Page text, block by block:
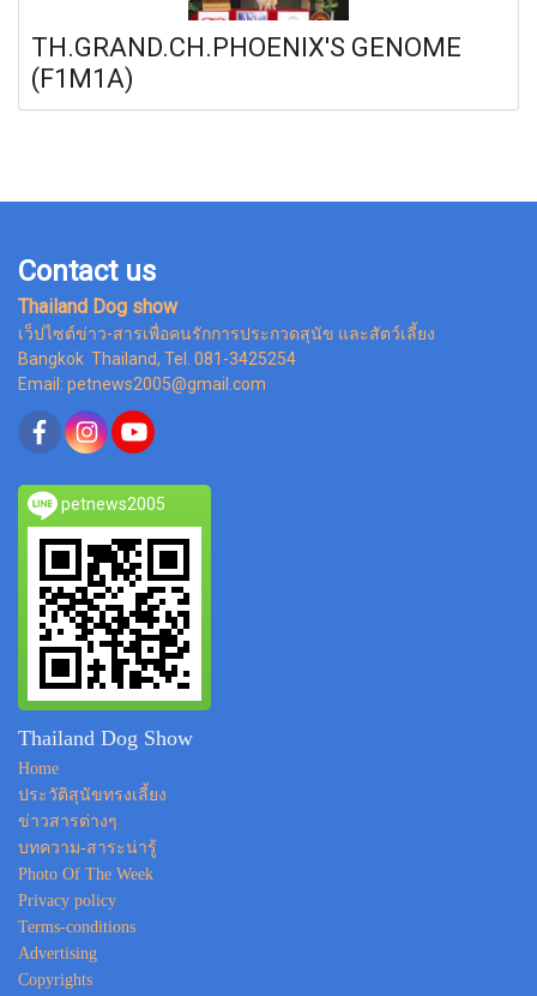
TH.GRAND.CH.PHOENIX'S GENOME
(F1M1A)
Contact us
Thailand Dog show
เว็ปไซต์ข่าว-สารเพื่อคนรักการประกวดสุนัข และสัตว์เลี้ยง
Bangkok Thailand, Tel. 081-3425254
Email: petnews2005@gmail.com
petnews2005
Thailand Dog Show
Home
ประวัติสุนัขทรงเลี้ยง
ข่าวสารต่างๆ
บทความ-สาระน่ารู้
Photo Of The Week
Privacy policy
Terms-conditions
Advertising
Copyrights